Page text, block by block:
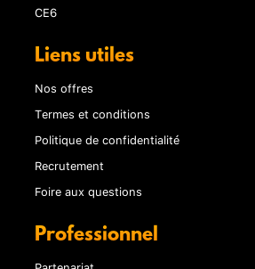
CE6
Liens utiles
Nos offres
Termes et conditions
Politique de confidentialité
Recrutement
Foire aux questions
Professionnel